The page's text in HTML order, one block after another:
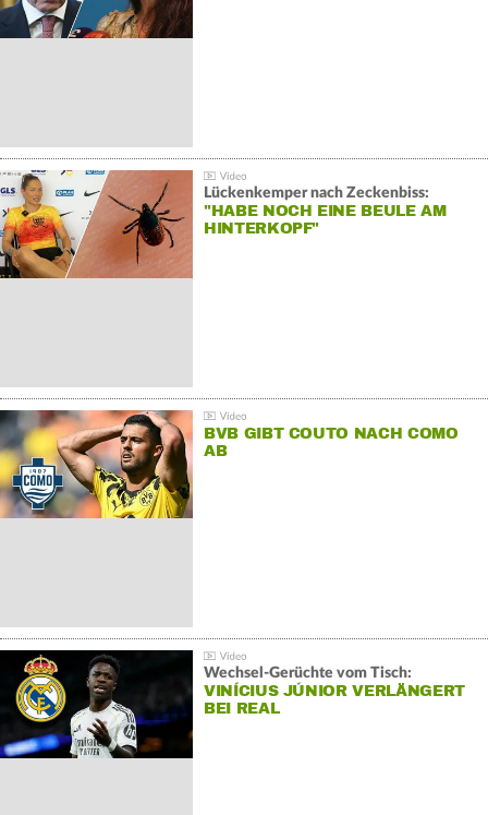
Lückenkemper nach Zeckenbiss:
"HABE NOCH EINE BEULE AM
HINTERKOPF"
BVB GIBT COUTO NACH COMO
AB
Wechsel-Gerüchte vom Tisch:
VINÍCIUS JÚNIOR VERLÄNGERT
BEI REAL